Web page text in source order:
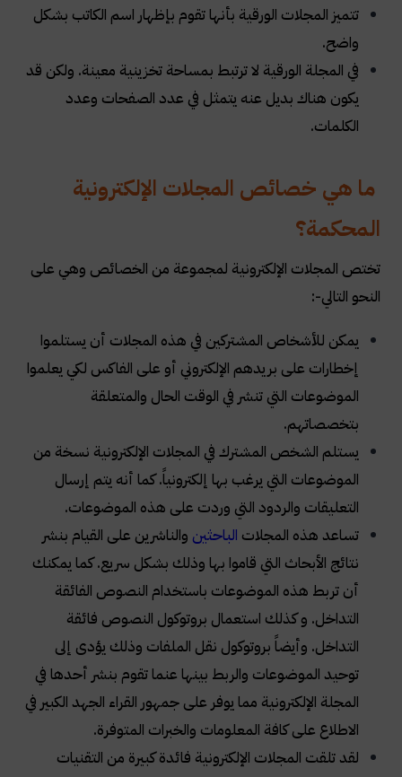
تتميز المجلات الورقية بأنها تقوم بإظهار اسم الكاتب بشكل
واضح.
في المجلة الورقية لا ترتبط بمساحة تخزينية معينة. ولكن قد
يكون هناك بديل عنه يتمثل في عدد الصفحات وعدد
الكلمات.
ما هي خصائص المجلات الإلكترونية
المحكمة؟
تختص المجلات الإلكترونية لمجموعة من الخصائص وهي على
النحو التالي:-
يمكن للأشخاص المشتركين في هذه المجلات أن يستلموا
إخطارات على بريدهم الإلكتروني أو على الفاكس لكي يعلموا
الموضوعات التي تنشر في الوقت الحال والمتعلقة
بتخصصاتهم.
يستلم الشخص المشترك في المجلات الإلكترونية نسخة من
الموضوعات التي يرغب بها إلكترونياً. كما أنه يتم إرسال
التعليقات والردود التي وردت على هذه الموضوعات.
تساعد هذه المجلات الباحثين والناشرين على القيام بنشر
نتائج الأبحاث التي قاموا بها وذلك بشكل سريع. كما يمكنك
أن تربط هذه الموضوعات باستخدام النصوص الفائقة
التداخل. و كذلك استعمال بروتوكول النصوص فائقة
التداخل. وأيضاً بروتوكول نقل الملفات وذلك يؤدى إلى
توحيد الموضوعات والربط بينها عنما تقوم بنشر أحدها في
المجلة الإلكترونية مما يوفر على جمهور القراء الجهد الكبير في
الاطلاع على كافة المعلومات والخبرات المتوفرة.
لقد تلقت المجلات الإلكترونية فائدة كبيرة من التقنيات